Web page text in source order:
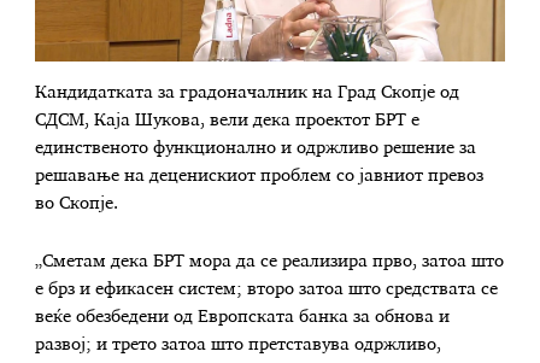
Кандидатката за градоначалник на Град Скопје од
СДСМ, Каја Шукова, вели дека проектот БРТ е
единственото функционално и одржливо решение за
решавање на деценискиот проблем со јавниот превоз
во Скопје.
„Сметам дека БРТ мора да се реализира прво, затоа што
е брз и ефикасен систем; второ затоа што средствата се
веќе обезбедени од Европската банка за обнова и
развој; и трето затоа што претставува одржливо,